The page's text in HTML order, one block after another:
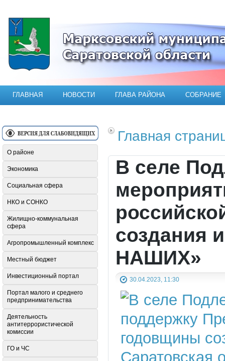
Официальный сайт Марксовского
ГЛАВНАЯ НОВОСТИ ГЛАВА РАЙОНА СОБРАНИЕ
Главная
В селе
создания
НАШИХ»
30.04.2023, 11:30
О районе
Экономика
Социальная сфера
НКО и СОНКО
Жилищно-коммунальная
сфера
Агропромышленный комплекс
Местный бюджет
Инвестиционный портал
Портал малого и среднего
предпринимательства
Деятельность
антитеррористической
комиссии
ГО и ЧС